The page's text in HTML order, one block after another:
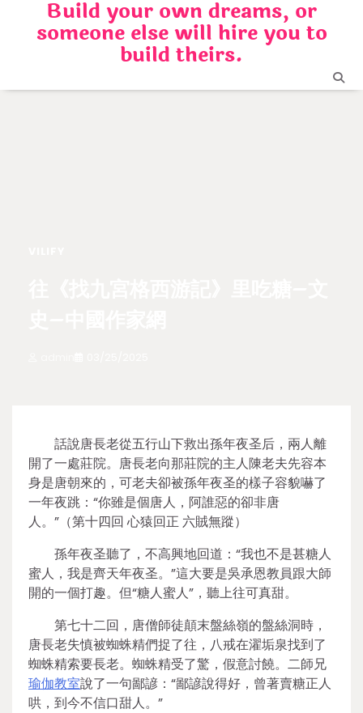
Build your own dreams, or
someone else will hire you to
build theirs.
話說唐長老從五行山下救出孫年夜圣后，兩人離
開了一處莊院。唐長老向那莊院的主人陳老夫先容本
身是唐朝來的，可老夫卻被孫年夜圣的樣子容貌嚇了
一年夜跳：“你雖是個唐人，阿誰惡的卻非唐
人。”（第十四回 心猿回正 六賊無蹤）
孫年夜圣聽了，不高興地回道：“我也不是甚糖人
蜜人，我是齊天年夜圣。”這大要是吳承恩教員跟大師
開的一個打趣。但“糖人蜜人”，聽上往可真甜。
第七十二回，唐僧師徒顛末盤絲嶺的盤絲洞時，
唐長老失慎被蜘蛛精們捉了往，八戒在濯垢泉找到了
蜘蛛精索要長老。蜘蛛精受了驚，假意討饒。二師兄
瑜伽教室說了一句鄙諺：“鄙諺說得好，曾著賣糖正人
哄，到今不信口甜人。”